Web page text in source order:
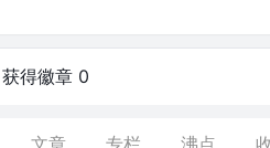
获得徽章 0